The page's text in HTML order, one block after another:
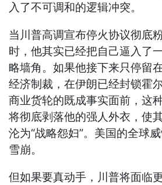
入了不可调和的逻辑冲突。
当川普高调宣布停火协议彻底
时，他其实已经把自己逼入了
略墙角。如果他接下来只停留
经济制裁，在伊朗已经封锁霍
商业货轮的既成事实面前，这
将彻底剥落他的强人外衣，使
沦为“战略怨妇”。美国的全球
雪崩。
但如果要真动手，川普将面临